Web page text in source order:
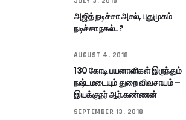
அஜித் நடிச்சா அசல், புதுமுகம்
நடிச்சா நகல்..?
AUGUST 4, 2018
130 கோடி பயனாளிகள் இருந்தும்
நஷ்டமடையும் துறை விவசாயம் –
இயக்குநர் ஆர்.கண்ணன்
SEPTEMBER 13, 2018